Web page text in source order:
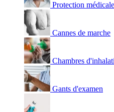
Protection médicale
Cannes de marche
Chambres
Gants d'examen